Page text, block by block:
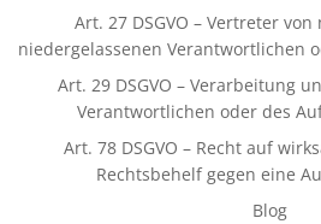
Art. 27 DSGVO – Vertreter
niedergelassenen Verantwortlichen
Art. 29 DSGVO – Verarbeitung
Verantwortlichen oder des
Art. 78 DSGVO – Recht auf
Rechtsbehelf gegen eine
Blog